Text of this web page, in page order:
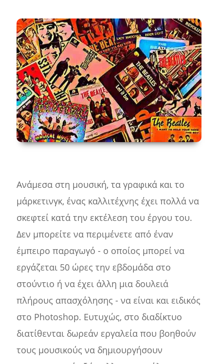
Ανάμεσα στη μουσική, τα γραφικά και το
μάρκετινγκ, ένας καλλιτέχνης έχει πολλά να
σκεφτεί κατά την εκτέλεση του έργου του.
Δεν μπορείτε να περιμένετε από έναν
έμπειρο παραγωγό - ο οποίος μπορεί να
εργάζεται 50 ώρες την εβδομάδα στο
στούντιο ή να έχει άλλη μια δουλειά
πλήρους απασχόλησης - να είναι και ειδικός
στο Photoshop. Ευτυχώς, στο διαδίκτυο
διατίθενται δωρεάν εργαλεία που βοηθούν
τους μουσικούς να δημιουργήσουν